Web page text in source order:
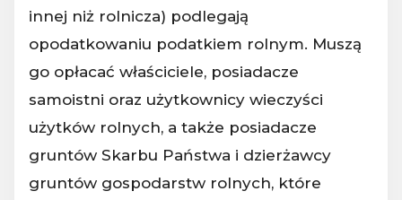
innej niż rolnicza) podlegają
opodatkowaniu podatkiem rolnym. Muszą
go opłacać właściciele, posiadacze
samoistni oraz użytkownicy wieczyści
użytków rolnych, a także posiadacze
gruntów Skarbu Państwa i dzierżawcy
gruntów gospodarstw rolnych, które